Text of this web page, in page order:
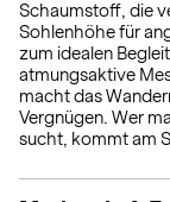
Schaumstoff, die
Sohlenhöhe für
zum idealen
atmungsaktive
macht das
Vergnügen. Wer
sucht, kommt am